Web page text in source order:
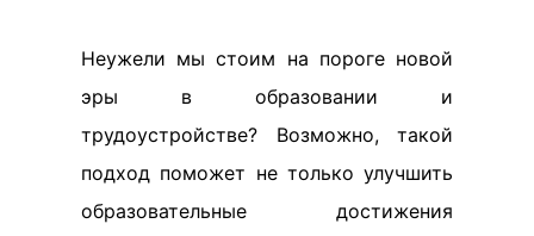
Неужели мы стоим на пороге новой
эры в образовании и
трудоустройстве? Возможно, такой
подход поможет не только улучшить
образовательные достижения